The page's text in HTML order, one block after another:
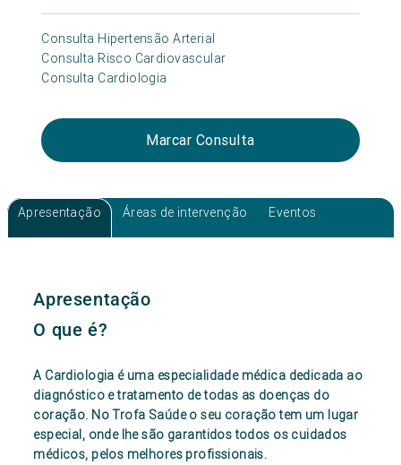
Consulta Hipertensão Arterial
Consulta Risco Cardiovascular
Consulta Cardiologia
Marcar Consulta
Apresentação Áreas de intervenção Eventos
Apresentação
O que é?
A Cardiologia é uma especialidade médica dedicada ao
diagnóstico e tratamento de todas as doenças do
coração. No Trofa Saúde o seu coração tem um lugar
especial, onde lhe são garantidos todos os cuidados
médicos, pelos melhores profissionais.